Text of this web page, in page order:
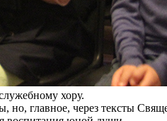
хору.
но, главное, через тексты